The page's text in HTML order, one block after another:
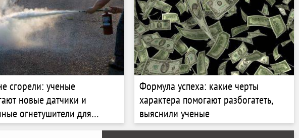
сгорели: ученые
новые датчики и
огнетушители для
Формула успеха: какие черты
характера помогают разбогатеть,
выяснили ученые